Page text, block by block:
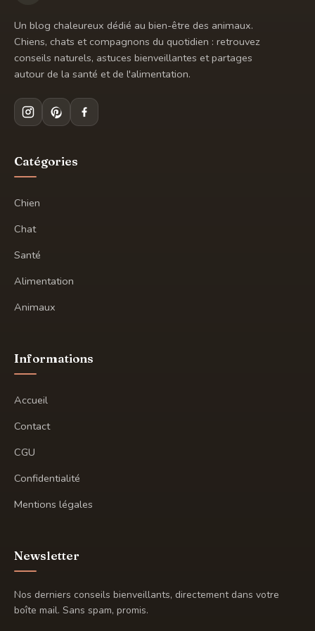
Un blog chaleureux dédié au bien-être des animaux.
Chiens, chats et compagnons du quotidien : retrouvez
conseils naturels, astuces bienveillantes et partages
autour de la santé et de l'alimentation.
Catégories
Chien
Chat
Santé
Alimentation
Animaux
Informations
Accueil
Contact
CGU
Confidentialité
Mentions légales
Newsletter
Nos derniers conseils bienveillants, directement dans votre
boîte mail. Sans spam, promis.